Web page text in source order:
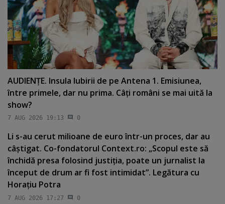
AUDIENŢE. Insula Iubirii de pe Antena 1. Emisiunea,
între primele, dar nu prima. Câţi români se mai uită la
show?
7 AUG 2026 19:13 0
Li s-au cerut milioane de euro într-un proces, dar au
câştigat. Co-fondatorul Context.ro: „Scopul este să
închidă presa folosind justiţia, poate un jurnalist la
început de drum ar fi fost intimidat”. Legătura cu
Horaţiu Potra
7 AUG 2026 17:27 0